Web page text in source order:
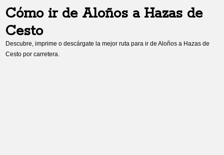
Cómo ir de Aloños a Hazas de
Cesto
Descubre, imprime o descárgate la mejor ruta para ir deAloños a Hazas de
Cesto por carretera.